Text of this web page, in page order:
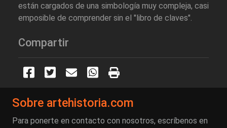
están cargados de una simbología muy compleja, casi
emposible de comprender sin el "libro de claves".
Compartir
Sobre artehistoria.com
Para ponerte en contacto con nosotros, escríbenos en